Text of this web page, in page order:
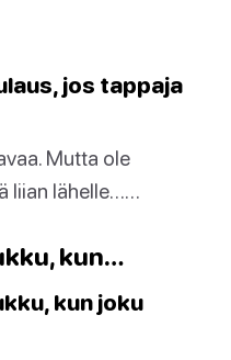
jos tappaja
Mutta ole
liian lähelle……
kun…
kun joku